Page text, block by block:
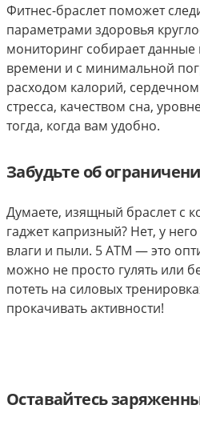
Фитнес-браслет поможет
параметрами здоровья
мониторинг собирает
времени и с минимальной
расходом калорий,
стресса, качеством сна,
тогда, когда вам удобно.
Забудьте об
Думаете, изящный браслет
гаджет капризный? Нет, у
влаги и пыли. 5 АТМ — это
можно не просто гулять или
потеть на силовых
прокачивать активности!
Оставайтесь